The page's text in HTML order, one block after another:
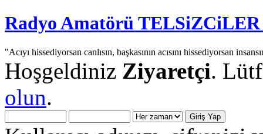
Radyo Amatörü
"Acıyı hissediyorsan canlısın, başkasının acısını hissediyorsan
Hoşgeldiniz Ziyaretçi.
olun.